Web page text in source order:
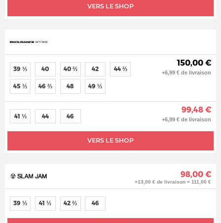
VERS LE SHOP
VERS LE SHOP
39 ⅓ 40 40 ⅔ 42 44 ⅔
45 ⅓ 46 ⅔ 48 49 ⅓
150,00 €
+6,99 € de livraison
41 ⅓ 44 46
99,48 €
+6,99 € de livraison
98,00 €
+13,00 € de livraison = 111,00 €
39 ⅓ 41 ⅓ 42 ⅔ 46